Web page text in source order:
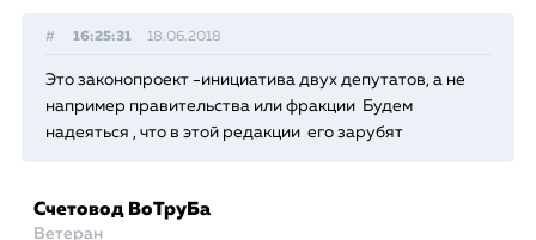
# 16:25:31 18.06.2018
Это законопроект -инициатива двух депутатов, а не
например правительства или фракции Будем
надеяться , что в этой редакции его зарубят
Счетовод ВоТруБа
Ветеран